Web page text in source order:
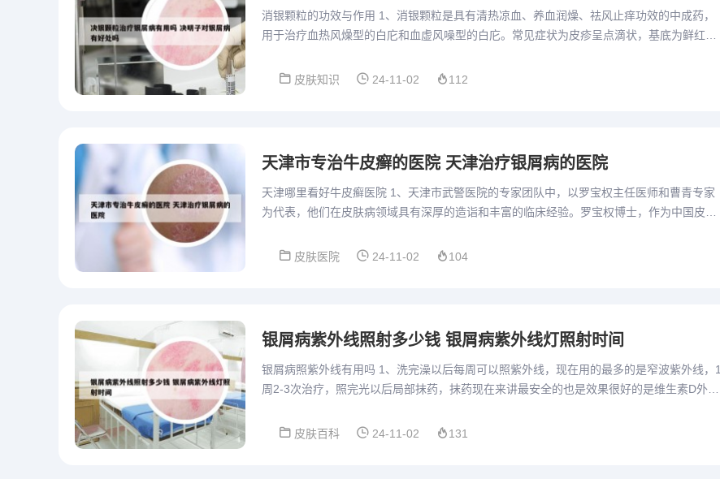
消银颗粒的功效与作用 1、消银颗粒是具有清热凉血、养血润燥、祛风止痒功效的中成药，
用于治疗血热风燥型的白庀和血虚风噪型的白庀。常见症状为皮疹呈点滴状，基底为鲜红
色...
皮肤知识 24-11-02 112
天津市专治牛皮癣的医院 天津治疗银屑病的医院
天津哪里看好牛皮癣医院 1、天津市武警医院的专家团队中，以罗宝权主任医师和曹青专家
为代表，他们在皮肤病领域具有深厚的造诣和丰富的临床经验。罗宝权博士，作为中国皮肤
皮肤医院
24-11-02 104
银屑病紫外线照射多少钱 银屑病紫外线灯照射时间
银屑病照紫外线有用吗 1、洗完澡以后每周可以照紫外线，现在用的最多的是窄波紫外线，1
周2-3次治疗，照完光以后局部抹药，抹药现在来讲最安全的也是效果很好的是维生素D外用
皮肤百科
24-11-02 131